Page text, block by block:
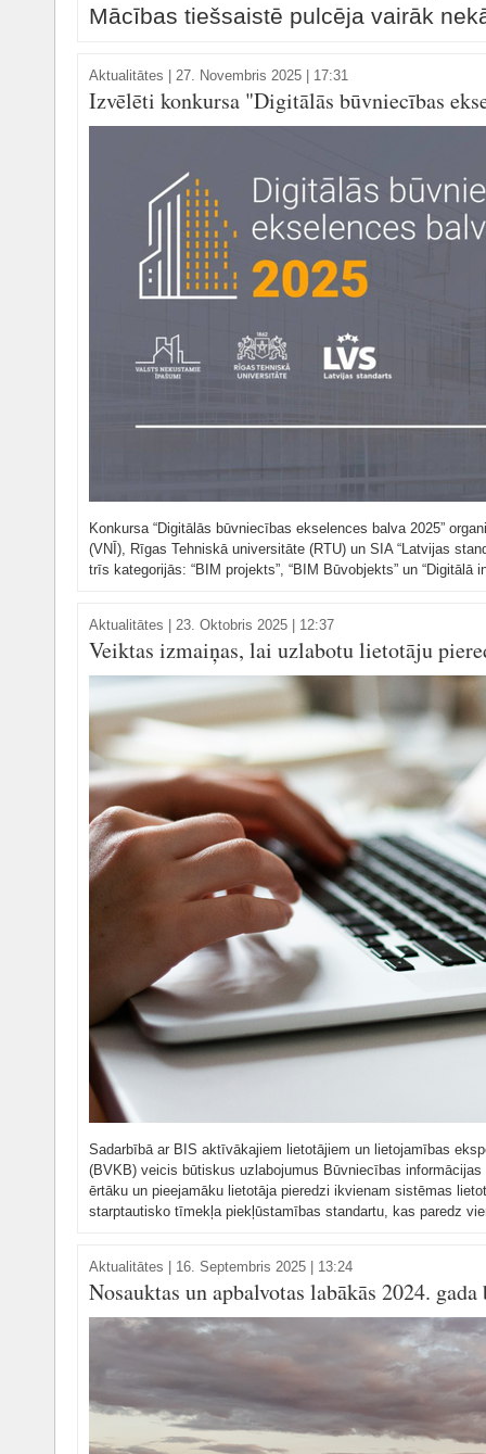
Mācības tiešsaistē pulcēja vairāk
Aktualitātes 27. Novembris 2025 | 17:31
Izvēlēti konkursa "Digitālās būvniecības
Konkursa “Digitālās būvniecības ekselences balva 2025”
(VNĪ), Rīgas Tehniskā universitāte (RTU) un SIA “Latvijas
trīs kategorijās: “BIM projekts”, “BIM Būvobjekts” un
Aktualitātes 23. Oktobris 2025 | 12:37
Veiktas izmaiņas, lai uzlabotu lietotāju
Sadarbībā ar BIS aktīvākajiem lietotājiem un lietojamības
(BVKB) veicis būtiskus uzlabojumus Būvniecības
ērtāku un pieejamāku lietotāja pieredzi ikvienam sistēmas
starptautisko tīmekļa piekļūstamības standartu, kas paredz
Aktualitātes 16. Septembris 2025 | 13:24
Nosauktas un apbalvotas labākās 2024. gada